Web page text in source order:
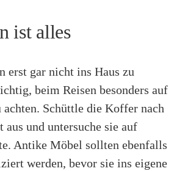
ist alles
erst gar nicht ins Haus zu
beim Reisen besonders auf
achten. Schüttle die Koffer nach
aus und untersuche sie auf
Antike Möbel sollten ebenfalls
werden, bevor sie ins eigene